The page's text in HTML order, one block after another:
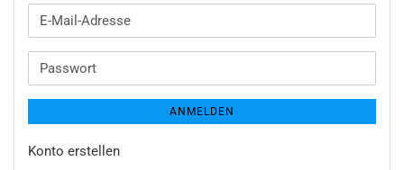
E-
Mail-
Passwort
ANMELDEN
Konto erstellen